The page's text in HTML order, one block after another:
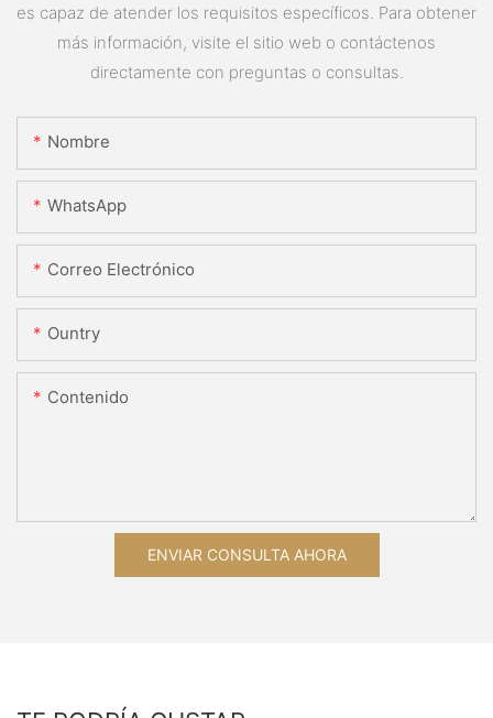
es capaz de atender los requisitos específicos. Para obtener
más información, visite el sitio web o contáctenos
directamente con preguntas o consultas.
Nombre
WhatsApp
Correo Electrónico
Ountry
Contenido
ENVIAR CONSULTA AHORA